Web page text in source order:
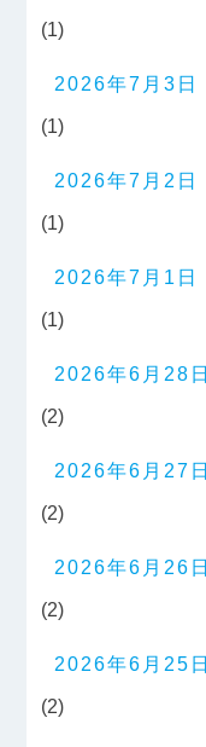
(1)
2026年7月3日
(1)
2026年7月2日
(1)
2026年7月1日
(1)
2026年6月28日
(2)
2026年6月27日
(2)
2026年6月26日
(2)
2026年6月25日
(2)